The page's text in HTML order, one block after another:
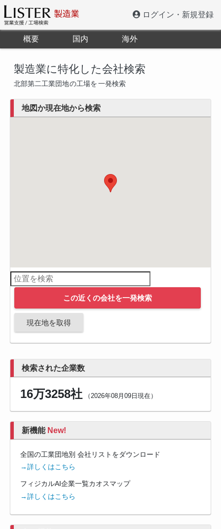
ログイン・新規登録
概要 国内 海外
製造業に特化した会社検索
北部第二工業団地の工場を一発検索
地図か現在地から検索
この近くの会社を一発検索
現在地を取得
検索された企業数
16万3258社（2026年08月09日現在）
新機能 New!
全国の工業団地別 会社リストをダウンロード
→詳しくはこちら
フィジカルAI企業一覧カオスマップ
→詳しくはこちら